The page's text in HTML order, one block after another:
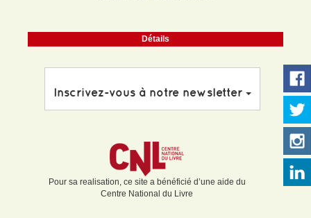
Détails
Inscrivez-vous à notre newsletter
Pour sa realisation, ce site a bénéficié d’une aide du
Centre National du Livre